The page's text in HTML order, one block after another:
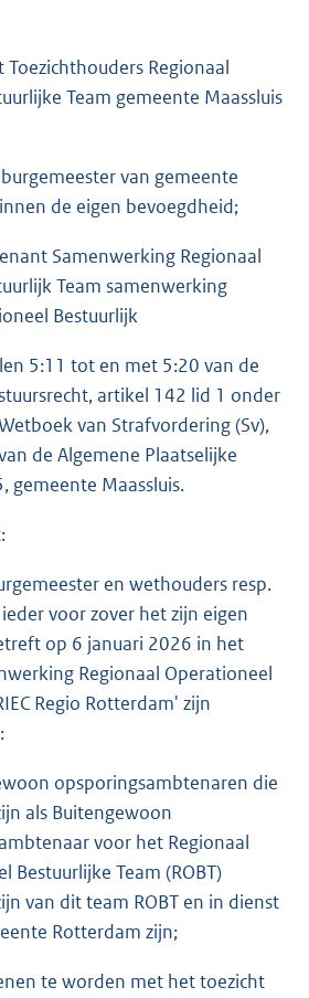
Toezichthouders Regionaal
Team gemeente Maassluis
van gemeente
de eigen bevoegdheid;
Samenwerking Regionaal
Team samenwerking
Bestuurlijk
5:11 tot en met 5:20 van de
artikel 142 lid 1 onder
van Strafvordering (Sv),
de Algemene Plaatselijke
gemeente Maassluis.
en wethouders resp.
voor zover het zijn eigen
op 6 januari 2026 in het
Regionaal Operationeel
Regio Rotterdam' zijn
opsporingsambtenaren die
als Buitengewoon
voor het Regionaal
Bestuurlijke Team (ROBT)
van dit team ROBT en in dienst
Rotterdam zijn;
te worden met het toezicht